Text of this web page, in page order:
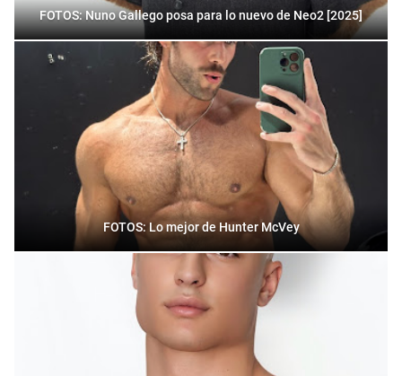
FOTOS: Nuno Gallego posa para lo nuevo de Neo2 [2025]
FOTOS: Lo mejor de Hunter McVey